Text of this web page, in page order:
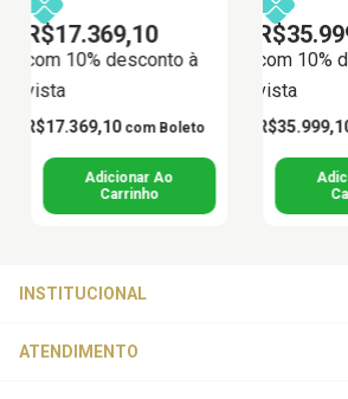
R$17.369,10
com 10% desconto à
vista
R$17.369,10 com Boleto
com 10%
vista
INSTITUCIONAL
ATENDIMENTO